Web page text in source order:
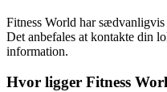
Fitness World har sædvanligvis
Det anbefales at kontakte din
information.
Hvor ligger Fitness